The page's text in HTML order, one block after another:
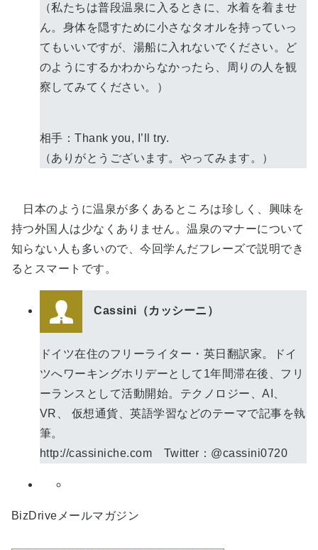
（私たちは普段温泉に入るときに、水着を着ませ
ん。身体を隠すために小さなタオルを持っていっ
てもいいですが、湯船に入れないでください。ど
のようにするかわからなかったら、周りの人を観
察してみてください。）
相手：Thank you, I’ll try.
（ありがとうございます。やってみます。）
日本のように温泉が多くあるところは珍しく、興味を
持つ外国人は少なくありません。温泉のマナーについて
知らない人も多いので、今回学んだフレーズで説明でき
るとスマートです。
Cassini（カッシーニ）
ドイツ在住のフリーライター・英日翻訳家。ドイ
ツへワーキングホリデーとして1年間滞在後、フリ
ーランスとして活動開始。テクノロジー、AI、
VR、 仮想通貨、英語学習などのテーマで記事を執
筆。
http://cassiniche.com Twitter：@cassini0720
BizDriveメールマガジン